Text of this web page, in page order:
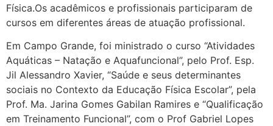
Física.Os acadêmicos e profissionais participaram de
cursos em diferentes áreas de atuação profissional.
Em Campo Grande, foi ministrado o curso “Atividades
Aquáticas – Natação e Aquafuncional”, pelo Prof. Esp.
Jil Alessandro Xavier, “Saúde e seus determinantes
sociais no Contexto da Educação Física Escolar”, pela
Prof. Ma. Jarina Gomes Gabilan Ramires e “Qualificação
em Treinamento Funcional”, com o Prof Gabriel Lopes